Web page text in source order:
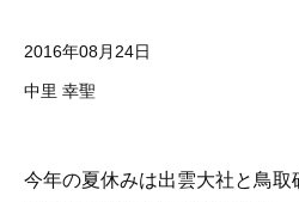
2016年08月24日
中里 幸聖
今年の夏休みは出雲大社と鳥